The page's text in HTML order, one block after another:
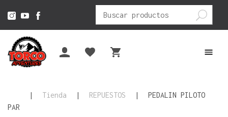
Buscar
por:
| Tienda | REPUESTOS |
PEDALIN PILOTO
PAR